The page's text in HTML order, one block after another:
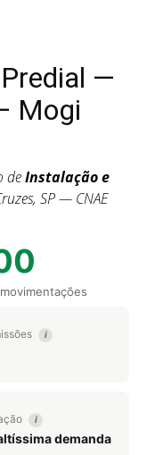
—
Mogi
deInstalação e
SP — CNAE
i
i
demanda